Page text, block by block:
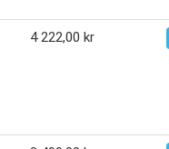
4 222,00 kr